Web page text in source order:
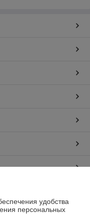
удобства
персональных